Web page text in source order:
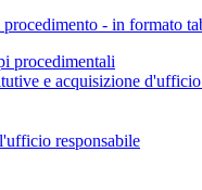
- in formato
procedimentali
e acquisizione
responsabile